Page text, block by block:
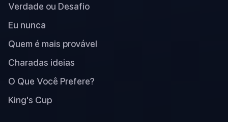
Verdade ou Desafio
Eu nunca
Quem é mais provável
Charadas ideias
O Que Você Prefere?
King's Cup